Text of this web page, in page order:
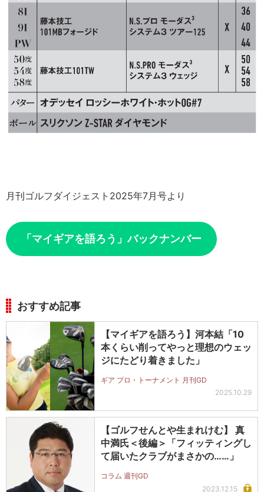
月刊ゴルフダイジェスト2025年7月号より
「マイギアを語ろう」バックナンバー
おすすめ記事
【マイギアを語ろう】河本結「10
本くらい削ってやっと理想のウェッ
ジにたどり着きました」
ギア プロ・トーナメント 月刊GD
2025.10.29
【ゴルフせんとや生まれけむ】 真
中満氏＜後編＞「フィッティングし
て届いたクラブがまさかの……」
コラム 週刊GD
2023.12.15